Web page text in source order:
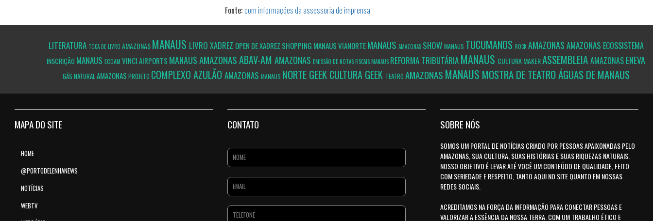
Fonte:com informações da assessoria de imprensa
LITERATURA TOCA DE LIVRO AMAZONASMANAUS LIVRO XADREZ OPEN DE XADREZ SHOPPING MANAUS VIANORTEMANAUS AMAZONAS SHOW MANAUS TUCUMANOS ROCK AMAZONAS AMAZONAS ECOSSISTEMA
INSCRIÇÃO MANAUS ECOAM VINCI AIRPORTS MANAUSAMAZONASABAV-AM AMAZONAS EMISSÃO DE NOTAS FISCAISMANAUS REFORMA TRIBUTÁRIA MANAUS CULTURA MAKERASSEMBLEIA AMAZONAS ENEVA
GÁS NATURAL AMAZONAS PROJETO COMPLEXO AZULÃO AMAZONAS MANAUS NORTE GEEK CULTURA GEEK TEATRO AMAZONAS MANAUS MOSTRA DE TEATRO ÁGUAS DE MANAUS
MAPA DO SITE
HOME
@PORTODELENHANEWS
NOTÍCIAS
WEBTV
CONTATO SOBRE NÓS
SOMOS UM PORTAL DE NOTÍCIAS CRIADO POR PESSOAS APAIXONADAS PELO
AMAZONAS, SUA CULTURA, SUAS HISTÓRIAS E SUAS RIQUEZAS NATURAIS.
NOSSO OBJETIVO É LEVAR ATÉ VOCÊ UM CONTEÚDO DE QUALIDADE, FEITO
COM SERIEDADE E RESPEITO, TANTO AQUI NO SITE QUANTO EM NOSSAS
REDES SOCIAIS.
ACREDITAMOS NA FORÇA DA INFORMAÇÃO PARA CONECTAR PESSOAS E
VALORIZAR A ESSÊNCIA DA NOSSA TERRA. COM UM TRABALHO ÉTICO E